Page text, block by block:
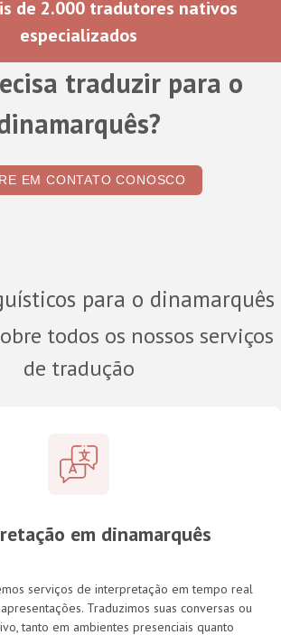
de 2.000 tradutores nativos
especializados
traduzir para o
?
EM CONTATO CONOSCO
para o dinamarquês
todos os nossos serviços
de tradução
em dinamarquês
serviços de interpretação em tempo real
Traduzimos suas conversas ou
tanto em ambientes presenciais quanto